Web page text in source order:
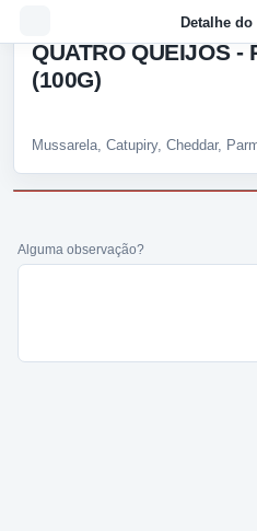
Detalhe
QUATRO QUEIJOS -
(100G)
Mussarela, Catupiry, Cheddar,
Alguma observação?